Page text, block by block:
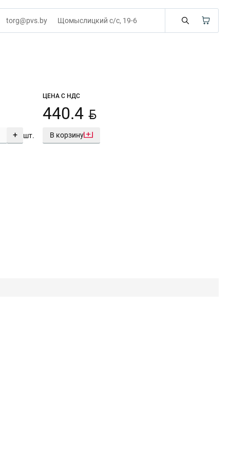
torg@pvs.by Щомыслицкий с/с, 19-6
+ шт.
ЦЕНА С НДС
440.4 BYN
В корзину